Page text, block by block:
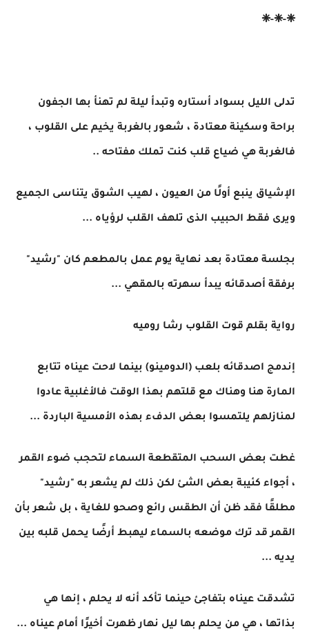
❈-❈-❈
تدلى الليل بسواد أستاره وتبدأ ليلة لم تهنأ بها الجفون
براحة وسكينة معتادة ، شعور بالغربة يخيم على القلوب ،
فالغربة هي ضياع قلب كنت تملك مفتاحه ..
الإشياق ينبع أولًا من العيون ، لهيب الشوق يتناسى الجميع
ويرى فقط الحبيب الذى تلهف القلب لرؤياه ...
بجلسة معتادة بعد نهاية يوم عمل بالمطعم كان "رشيد"
برفقة أصدقائه يبدأ سهرته بالمقهي ...
رواية بقلم قوت القلوب رشا روميه
إندمج اصدقائه بلعب (الدومينو) بينما لاحت عيناه تتابع
المارة هنا وهناك مع قلتهم بهذا الوقت فالأغلبية عادوا
لمنازلهم يلتمسوا بعض الدفء بهذه الأمسية الباردة ...
غطت بعض السحب المتقطعة السماء لتحجب ضوء القمر
، أجواء كئيبة بعض الشئ لكن ذلك لم يشعر به "رشيد"
مطلقًا فقد ظن أن الطقس رائع وصحو للغاية ، بل شعر بأن
القمر قد ترك موضعه بالسماء ليهبط أرضًا يحمل قلبه بين
يديه ...
تشدقت عيناه بتفاجئ حينما تأكد أنه لا يحلم ، إنها هي
بذاتها ، هي من يحلم بها ليل نهار ظهرت أخيرًا أمام عيناه ...